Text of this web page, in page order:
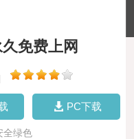
免费上网
PC下载
全绿色